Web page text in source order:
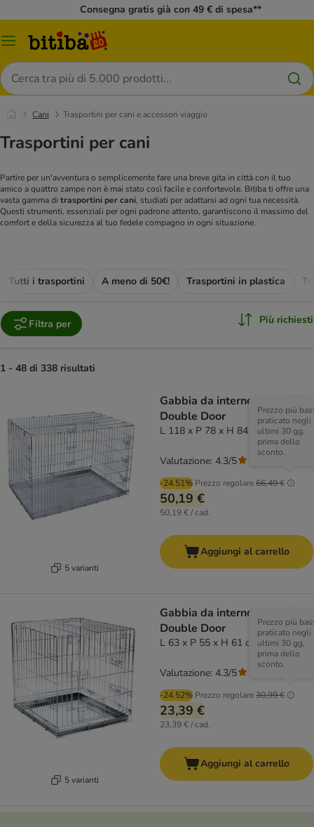
Consegna gratis già con 49 € di spesa**
Overview
Cerca
Cani Trasportini per cani e accessori viaggio
Trasportini per cani
Partire per un'avventura o semplicemente fare una breve gita in città con il tuo
amico a quattro zampe non è mai stato così facile e confortevole. Bitiba ti offre una
vasta gamma di trasportini per cani, studiati per adattarsi ad ogni tua necessità.
Questi strumenti, essenziali per ogni padrone attento, garantiscono il massimo del
comfort e della sicurezza al tuo fedele compagno in ogni situazione.
Tutti i trasportini A meno di 50€! Trasportini in plastica
Filtra per Più richiesti
1 - 48 di 338 risultati
5 varianti
Gabbia da interno per cani
Double Door
L 118 x P 78 x H 84 cm
-24.51% Prezzo regolare66,49 €
Prezzo più
praticato negli
ultimi 30 gg,
prima dello
sconto.
50,19 €
50,19 € / cad.
Valutazione: 4.3/5
Aggiungi al carrello
5 varianti
Gabbia da interno per cani
Double Door
L 63 x P 55 x H 61 cm
-24.52% Prezzo regolare30,99 €
Prezzo più
praticato negli
ultimi 30 gg,
prima dello
sconto.
23,39 €
23,39 € / cad.
Valutazione: 4.3/5
Aggiungi al carrello